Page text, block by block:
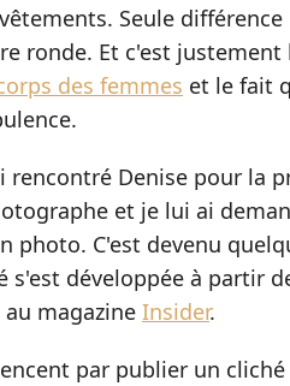
Seule
ronde. Et c'est
des femmes et le fait
rencontré Denise pour la
et je lui ai
photo. C'est devenu
s'est développée à partir
magazine Insider.
par publier un